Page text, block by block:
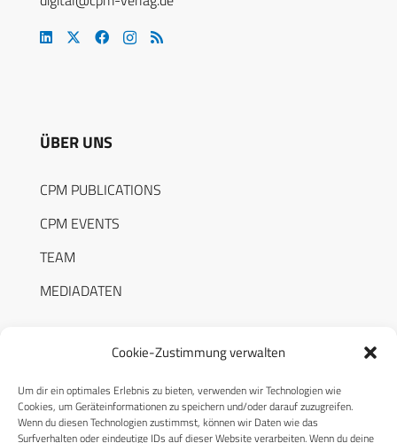
Cookie-Zustimmung verwalten
Um dir ein optimales Erlebnis zu bieten, verwenden wir Technologien wie
Cookies, um Geräteinformationen zu speichern und/oder darauf zuzugreifen.
Wenn du diesen Technologien zustimmst, können wir Daten wie das
Surfverhalten oder eindeutige IDs auf dieser Website verarbeiten. Wenn du deine
ÜBER UNS
CPM PUBLICATIONS
CPM EVENTS
TEAM
MEDIADATEN
RECHTLICHES